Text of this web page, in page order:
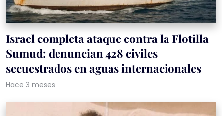
Israel completa ataque contra la Flotilla
Sumud: denuncian 428 civiles
secuestrados en aguas internacionales
Hace 3 meses